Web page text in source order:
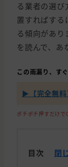
る業者の選び
置すればする
る傾向があり
を読んで、あ
この雨漏り、す
▶【完全無料
ポチポチ押すだけで
目次 閉